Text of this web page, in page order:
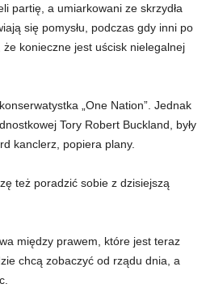
partię, a umiarkowani ze skrzydła
się pomysłu, podczas gdy inni po
konieczne jest uścisk nielegalnej
„One Nation”. Jednak
Tory Robert Buckland, były
kanclerz, popiera plany.
też poradzić sobie z dzisiejszą
między prawem, które jest teraz
chcą zobaczyć od rządu dnia, a